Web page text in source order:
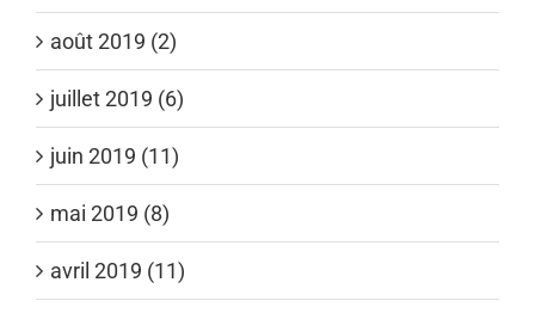
août 2019 (2)
juillet 2019 (6)
juin 2019 (11)
mai 2019 (8)
avril 2019 (11)